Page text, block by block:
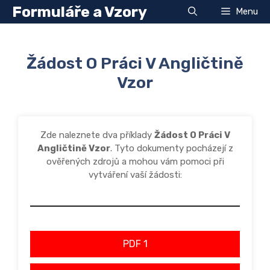
Přeskočit
Formuláře a Vzory Menu
Žádost O Práci V Angličtině
Vzor
Zde naleznete dva příklady Žádost O Práci V
Angličtině Vzor. Tyto dokumenty pocházejí z
ověřených zdrojů a mohou vám pomoci při
vytváření vaší žádosti:
PDF 1